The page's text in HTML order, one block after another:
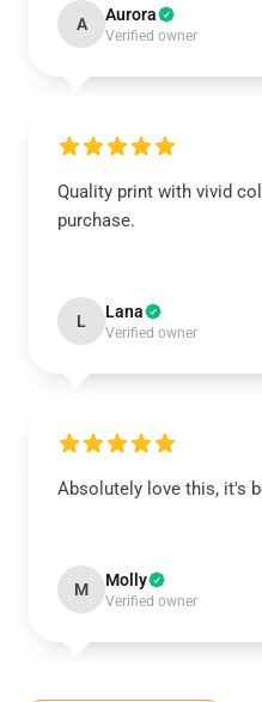
A Aurora
Verified owner
Quality print with vivid
purchase.
L Lana
Verified owner
Absolutely love this, it's
M Molly
Verified owner